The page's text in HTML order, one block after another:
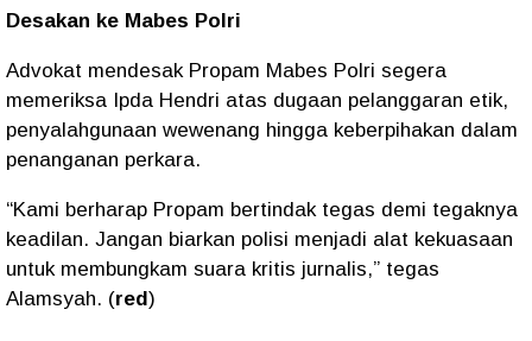
Desakan ke Mabes Polri
Advokat mendesak Propam Mabes Polri segera
memeriksa Ipda Hendri atas dugaan pelanggaran etik,
penyalahgunaan wewenang hingga keberpihakan dalam
penanganan perkara.
“Kami berharap Propam bertindak tegas demi tegaknya
keadilan. Jangan biarkan polisi menjadi alat kekuasaan
untuk membungkam suara kritis jurnalis,” tegas
Alamsyah. (red)